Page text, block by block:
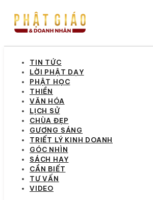
TIN TỨC
LỜI PHẬT DẠY
PHẬT HỌC
THIỀN
VĂN HÓA
LỊCH SỬ
CHÙA ĐẸP
GƯƠNG SÁNG
TRIẾT LÝ KINH DOANH
GÓC NHÌN
SÁCH HAY
CẦN BIẾT
TƯ VẤN
VIDEO